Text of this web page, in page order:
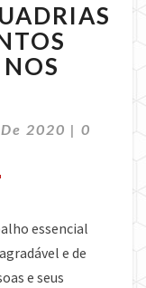
2020 | 0
essencial
e de
e seus